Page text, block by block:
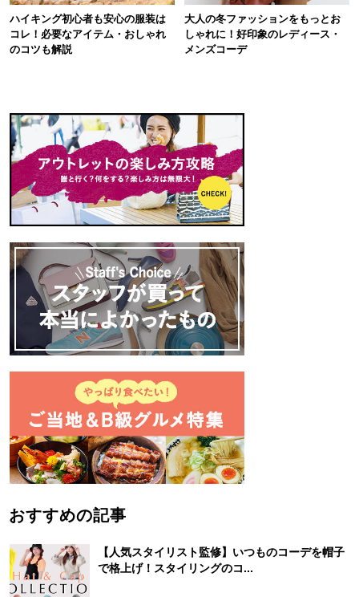
ハイキング初心者も安心の服装は
コレ！必要なアイテム・おしゃれ
のコツも解説
大人の冬ファッションをもっとお
しゃれに！好印象のレディース・
メンズコーデ
おすすめの記事
【人気スタイリスト監修】いつものコーデを帽子
で格上げ！スタイリングのコ...